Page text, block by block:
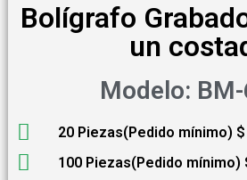
Bolígrafo
un
Modelo:
20 Piezas(Pedido mínimo) $
100 Piezas(Pedido mínimo)